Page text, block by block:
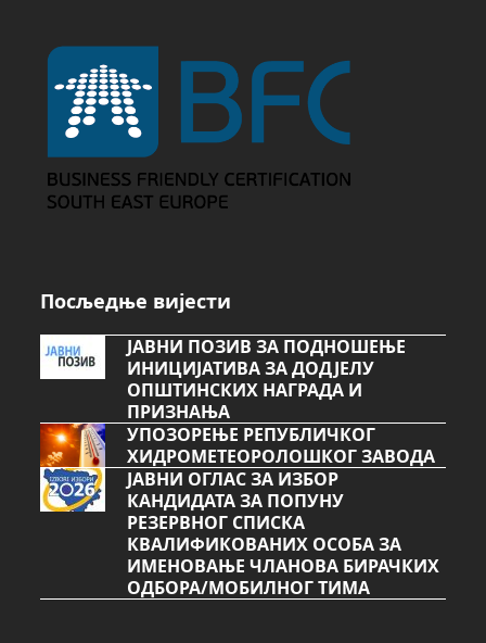
Посљедње вијести
ЈАВНИ ПОЗИВ ЗА ПОДНОШЕЊЕ
ИНИЦИЈАТИВА ЗА ДОДЈЕЛУ
ОПШТИНСКИХ НАГРАДА И
ПРИЗНАЊА
УПОЗОРЕЊЕ РЕПУБЛИЧКОГ
ХИДРОМЕТЕОРОЛОШКОГ ЗАВОДА
ЈАВНИ ОГЛАС ЗА ИЗБОР
КАНДИДАТА ЗА ПОПУНУ
РЕЗЕРВНОГ СПИСКА
КВАЛИФИКОВАНИХ ОСОБА ЗА
ИМЕНОВАЊЕ ЧЛАНОВА БИРАЧКИХ
ОДБОРА/МОБИЛНОГ ТИМА